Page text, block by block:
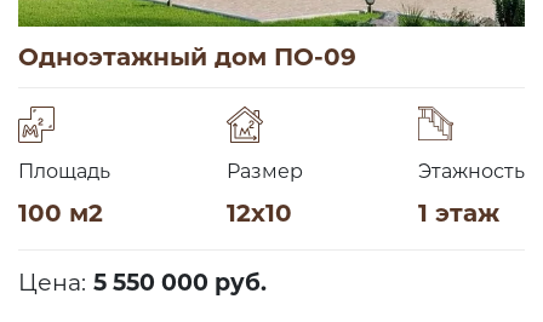
Одноэтажный дом ПО-09
Площадь
100 м2
Размер
12х10
Этажность
1 этаж
Цена: 5 550 000 руб.